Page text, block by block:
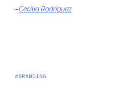
–Cecilia Rodríguez
#BRANDING